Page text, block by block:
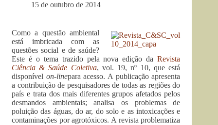
15 de outubro de 2014
Como a questão ambiental
está imbricada com as
questões social e de saúde?
Este é o tema trazido pela nova edição daRevista
Ciência & Saúde Coletiva, vol. 19, nº 10, que está
disponível on-linepara acesso. A publicação apresenta
a contribuição de pesquisadores de todas as regiões do
país e trata dos mais diferentes grupos afetados pelos
desmandos ambientais; analisa os problemas de
poluição das águas, do ar, do solo e as intoxicações e
contaminações por agrotóxicos. A revista problematiza